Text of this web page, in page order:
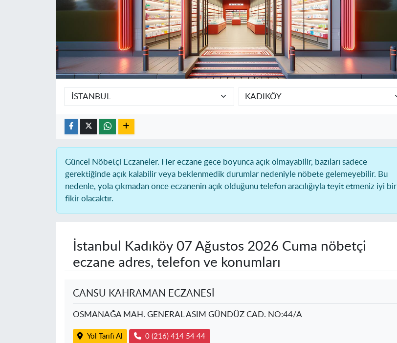
Güncel Nöbetçi Eczaneler. Her eczane gece boyunca açık olmayabilir, bazıları sadece
gerektiğinde açık kalabilir veya beklenmedik durumlar nedeniyle nöbete gelemeyebilir. Bu
nedenle, yola çıkmadan önce eczanenin açık olduğunu telefon aracılığıyla teyit etmeniz iyi bir
fikir olacaktır.
İstanbul Kadıköy07 Ağustos 2026 Cuma nöbetçi
eczane adres, telefon ve konumları
CANSU KAHRAMAN ECZANESİ
OSMANAĞA MAH. GENERAL ASIM GÜNDÜZ CAD. NO:44/A
Yol Tarifi Al 0 (216) 414 54 44